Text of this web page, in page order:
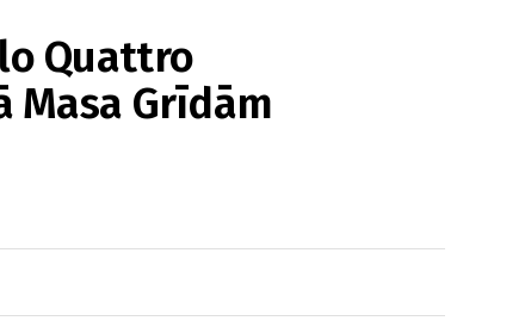
Quattro
Masa Grīdām